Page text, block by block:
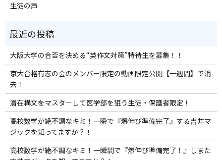
生徒の声
大阪大学の合否を決める“英作文対策”特待生を募集！！
京大合格有志の会のメンバー限定の動画限定公開【一週間】で消
去！
潜在構文をマスターして医学部を狙う生徒・保護者限定！
高校数学が絶不調なキミ！一瞬で『爆伸び準備完了』する吉井マ
ジックを知ってますか？！
高校数学が絶不調なキミ！一瞬間で『爆伸び準備完了！』しまた